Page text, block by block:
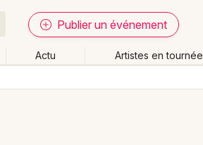
Publier un événement
Actu Artistes en tournée